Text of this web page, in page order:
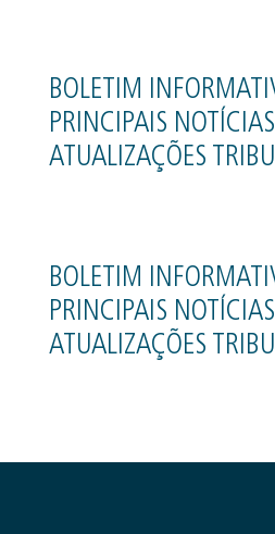
BOLETIM
PRINCIPAIS
ATUALIZAÇÕES
BOLETIM
PRINCIPAIS
ATUALIZAÇÕES